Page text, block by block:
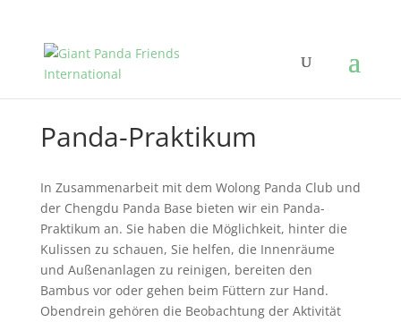
Panda-Praktikum
In Zusammenarbeit mit dem Wolong Panda Club und
der Chengdu Panda Base bieten wir ein Panda-
Praktikum an. Sie haben die Möglichkeit, hinter die
Kulissen zu schauen, Sie helfen, die Innenräume
und Außenanlagen zu reinigen, bereiten den
Bambus vor oder gehen beim Füttern zur Hand.
Obendrein gehören die Beobachtung der Aktivität